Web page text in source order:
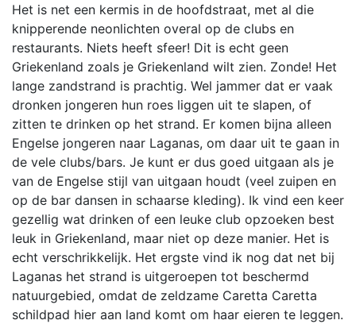
Het is net een kermis in de hoofdstraat, met al die
knipperende neonlichten overal op de clubs en
restaurants. Niets heeft sfeer! Dit is echt geen
Griekenland zoals je Griekenland wilt zien. Zonde! Het
lange zandstrand is prachtig. Wel jammer dat er vaak
dronken jongeren hun roes liggen uit te slapen, of
zitten te drinken op het strand. Er komen bijna alleen
Engelse jongeren naar Laganas, om daar uit te gaan in
de vele clubs/bars. Je kunt er dus goed uitgaan als je
van de Engelse stijl van uitgaan houdt (veel zuipen en
op de bar dansen in schaarse kleding). Ik vind een keer
gezellig wat drinken of een leuke club opzoeken best
leuk in Griekenland, maar niet op deze manier. Het is
echt verschrikkelijk. Het ergste vind ik nog dat net bij
Laganas het strand is uitgeroepen tot beschermd
natuurgebied, omdat de zeldzame Caretta Caretta
schildpad hier aan land komt om haar eieren te leggen.